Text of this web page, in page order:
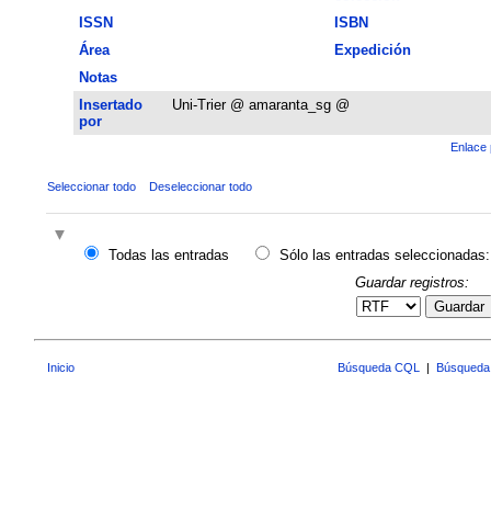
ISSN
ISBN
Área
Expedición
Notas
Insertado
por
Uni-Trier @ amaranta_sg @
Enlace
Seleccionar todo Deseleccionar todo
Todas las entradas
Sólo las entradas seleccionadas:
Guardar registros:
Guardar
Inicio Búsqueda CQL